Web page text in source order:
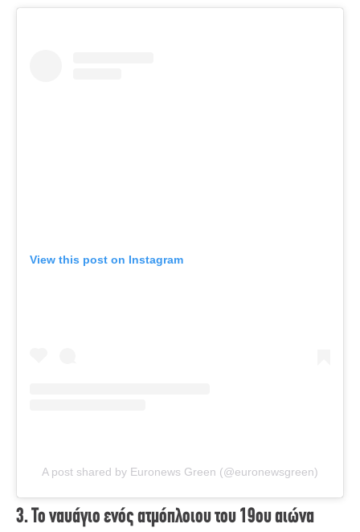
View this post on Instagram
A post shared by Euronews Green (@euronewsgreen)
3. Το ναυάγιο ενός ατμόπλοιου του 19ου αιώνα